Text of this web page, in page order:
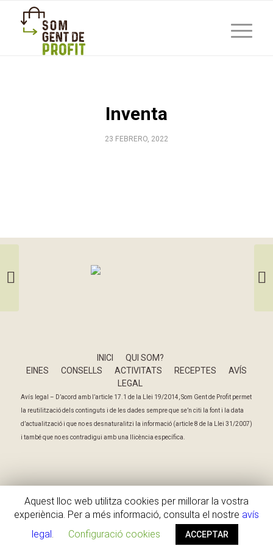
Inventa
23 FEBRERO, 2022
INICI
QUI SOM?
EINES
CONSELLS ACTIVITATS RECEPTES
AVÍS
LEGAL
Avís legal – D’acord amb l’article 17.1 de la Llei 19/2014, Som Gent de Profit permet
la reutilització dels continguts i de les dades sempre que se’n citi la font i la data
d’actualització i que no es desnaturalitzi la informació (article 8 de la Llei 31/2007)
i també que no es contradigui amb una llicència específica.
Aquest lloc web utilitza cookies per millorar la vostra
experiència. Per a més informació, consulta el nostre avís
legal. Configuració cookies ACCEPTAR